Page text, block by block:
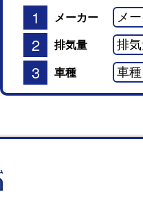
1 メーカー
2 排気量
3 車種